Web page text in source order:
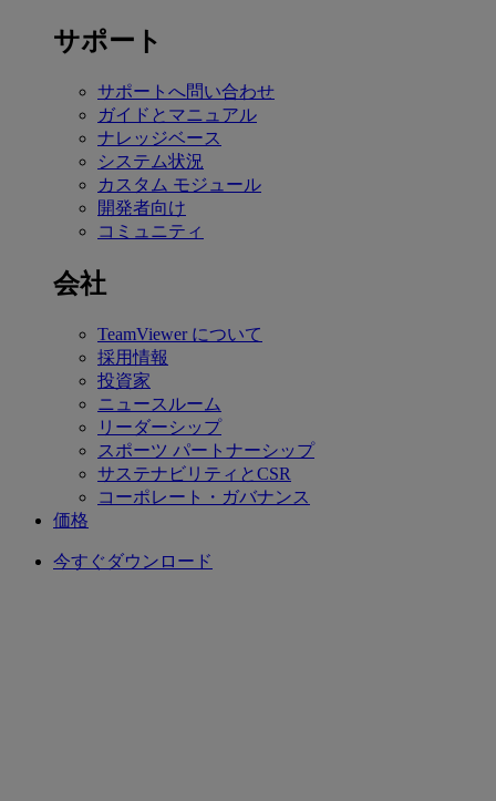
サポート
サポートへ問い合わせ
ガイドとマニュアル
ナレッジベース
システム状況
カスタム モジュール
開発者向け
コミュニティ
会社
TeamViewer について
採用情報
投資家
ニュースルーム
リーダーシップ
スポーツ パートナーシップ
サステナビリティとCSR
コーポレート・ガバナンス
価格
今すぐダウンロード